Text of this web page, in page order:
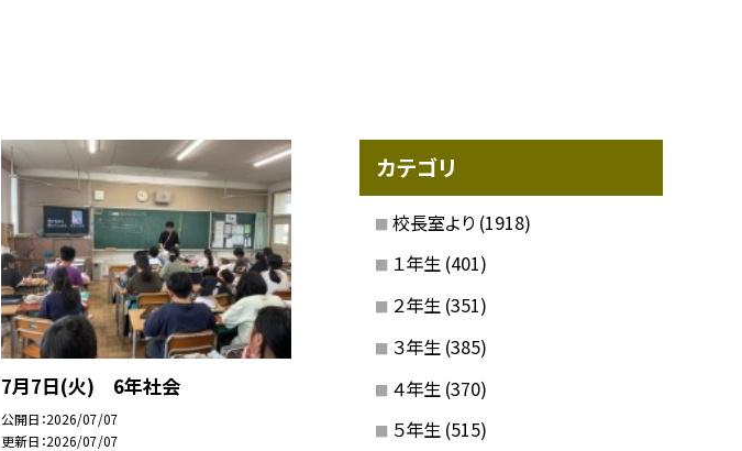
7月7日(火) 6年社会
公開日 2026/07/07
更新日 2026/07/07
カテゴリ
校長室より (1918)
１年生 (401)
２年生 (351)
３年生 (385)
４年生 (370)
５年生 (515)